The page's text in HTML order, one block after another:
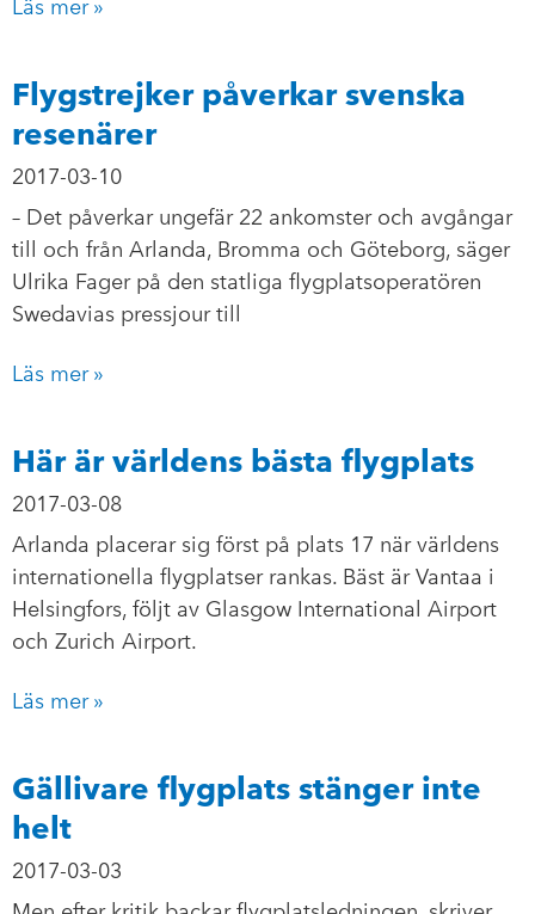
Läs mer »
Flygstrejker påverkar svenska
resenärer
2017-03-10
– Det påverkar ungefär 22 ankomster och avgångar
till och från Arlanda, Bromma och Göteborg, säger
Ulrika Fager på den statliga flygplatsoperatören
Swedavias pressjour till
Läs mer »
Här är världens bästa flygplats
2017-03-08
Arlanda placerar sig först på plats 17 när världens
internationella flygplatser rankas. Bäst är Vantaa i
Helsingfors, följt av Glasgow International Airport
och Zurich Airport.
Läs mer »
Gällivare flygplats stänger inte
helt
2017-03-03